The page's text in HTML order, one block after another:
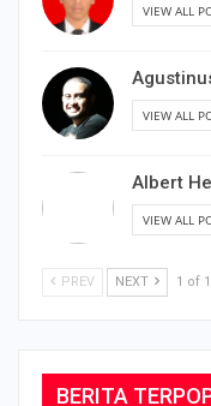
VIEW ALL
VIEW ALL
Albert
VIEW ALL
PREV NEXT 1 of
BERITA